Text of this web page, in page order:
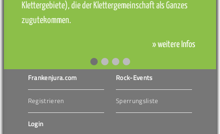
Klettergebiete), die der Klettergemeinschaft als Ganzes
zugutekommen.
» weitere Infos
Frankenjura.com
Registrieren
Login
Rock-Events
Sperrungsliste